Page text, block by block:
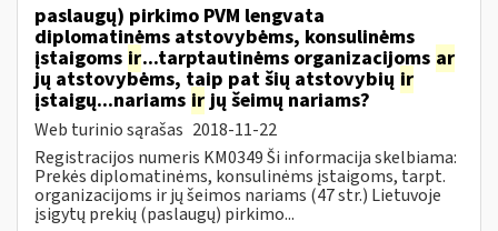
paslaugų) pirkimo PVM lengvata
diplomatinėms atstovybėms, konsulinėms
įstaigoms ir...tarptautinėms organizacijoms ar
jų atstovybėms, taip pat šių atstovybių ir
įstaigų...nariams irjų šeimų nariams?
Web turinio sąrašas 2018-11-22
Registracijos numeris KM0349 Ši informacija skelbiama:
Prekės diplomatinėms, konsulinėms įstaigoms, tarpt.
organizacijoms ir jų šeimos nariams (47 str.) Lietuvoje
įsigytų prekių (paslaugų) pirkimo...